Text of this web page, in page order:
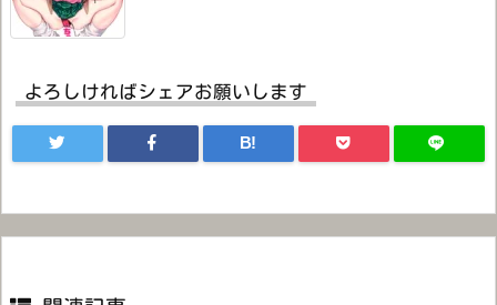
よろしければシェアお願いします
B!